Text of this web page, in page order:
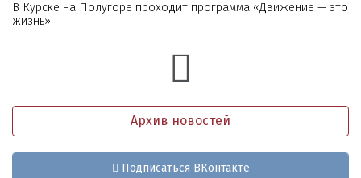
В Курске на Полугоре проходит программа «Движение — это
жизнь»
Архив новостей
Подписаться ВКонтакте